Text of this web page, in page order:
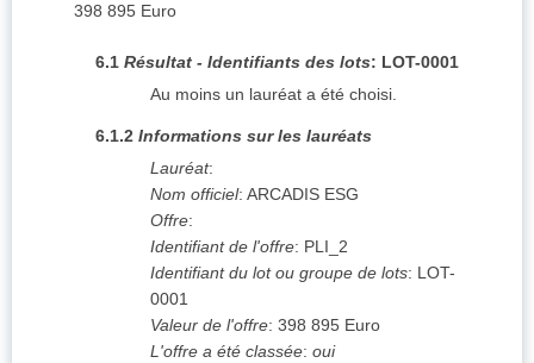
398 895 Euro
6.1 Résultat - Identifiants des lots: LOT-0001
Au moins un lauréat a été choisi.
6.1.2 Informations sur les lauréats
Lauréat:
Nom officiel: ARCADIS ESG
Offre:
Identifiant de l'offre: PLI_2
Identifiant du lot ou groupe de lots: LOT-
0001
Valeur de l'offre: 398 895 Euro
L'offre a été classée: oui